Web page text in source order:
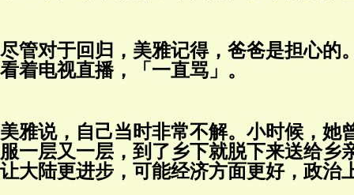
尽管对于回归，美雅记得，爸爸是担心的
看着电视直播，「一直骂」。
美雅说，自己当时非常不解。小时候，她
服一层又一层，到了乡下就脱下来送给
让大陆更进步，可能经济方面更好，政治